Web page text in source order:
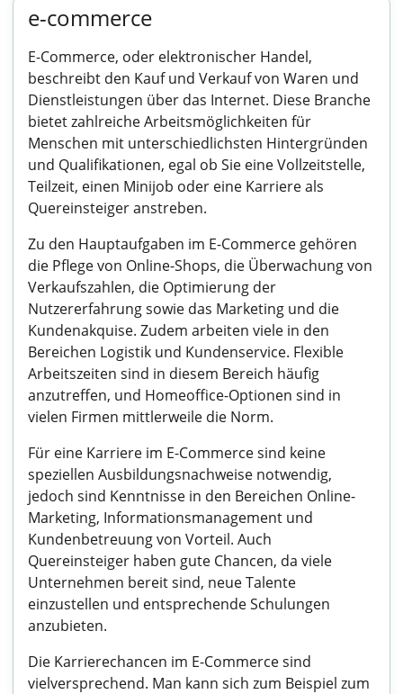
e-commerce
E-Commerce, oder elektronischer Handel,
beschreibt den Kauf und Verkauf von Waren und
Dienstleistungen über das Internet. Diese Branche
bietet zahlreiche Arbeitsmöglichkeiten für
Menschen mit unterschiedlichsten Hintergründen
und Qualifikationen, egal ob Sie eine Vollzeitstelle,
Teilzeit, einen Minijob oder eine Karriere als
Quereinsteiger anstreben.
Zu den Hauptaufgaben im E-Commerce gehören
die Pflege von Online-Shops, die Überwachung von
Verkaufszahlen, die Optimierung der
Nutzererfahrung sowie das Marketing und die
Kundenakquise. Zudem arbeiten viele in den
Bereichen Logistik und Kundenservice. Flexible
Arbeitszeiten sind in diesem Bereich häufig
anzutreffen, und Homeoffice-Optionen sind in
vielen Firmen mittlerweile die Norm.
Für eine Karriere im E-Commerce sind keine
speziellen Ausbildungsnachweise notwendig,
jedoch sind Kenntnisse in den Bereichen Online-
Marketing, Informationsmanagement und
Kundenbetreuung von Vorteil. Auch
Quereinsteiger haben gute Chancen, da viele
Unternehmen bereit sind, neue Talente
einzustellen und entsprechende Schulungen
anzubieten.
Die Karrierechancen im E-Commerce sind
vielversprechend. Man kann sich zum Beispiel zum